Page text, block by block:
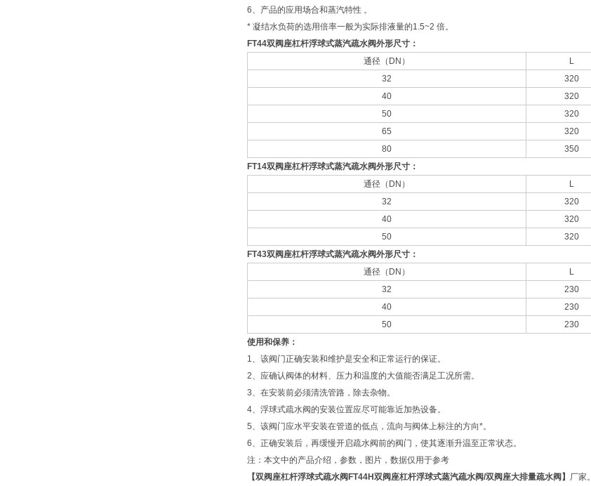
6、产品的应用场合和蒸汽特性 。
* 凝结水负荷的选用倍率一般为实际排液量的1.5~2 倍。
FT44双阀座杠杆浮球式蒸汽疏水阀外形尺寸：
通径（DN）
L
32
320
40
320
50
320
65
320
80
350
FT14双阀座杠杆浮球式蒸汽疏水阀外形尺寸：
通径（DN）
L
32
320
40
320
50
320
FT43双阀座杠杆浮球式蒸汽疏水阀外形尺寸：
通径（DN）
L
32
230
40
230
50
230
使用和保养：
1、该阀门正确安装和维护是安全和正常运行的保证。
2、应确认阀体的材料、压力和温度的大值能否满足工况所需。
3、在安装前必须清洗管路，除去杂物。
4、浮球式疏水阀的安装位置应尽可能靠近加热设备。
5、该阀门应水平安装在管道的低点，流向与阀体上标注的方向*。
6、正确安装后，再缓慢开启疏水阀前的阀门，使其逐渐升温至正常状态。
注：本文中的产品介绍，参数，图片，数据仅用于参考
【双阀座杠杆浮球式疏水阀 FT44H 双阀座杠杆浮球式蒸汽疏水阀/双阀座大排量疏水阀】 厂家。